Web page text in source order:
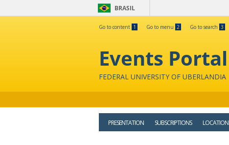
BRASIL
Go to content 1 Go to menu 2 Go to search 3
Events Portal
FEDERAL UNIVERSITY OF UBERLANDIA
PRESENTATION SUBSCRIPTIONS LOCATION